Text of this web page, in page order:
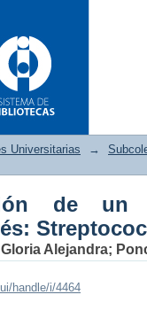
Universitarias →
de
Alejandra;
handle/i/4464